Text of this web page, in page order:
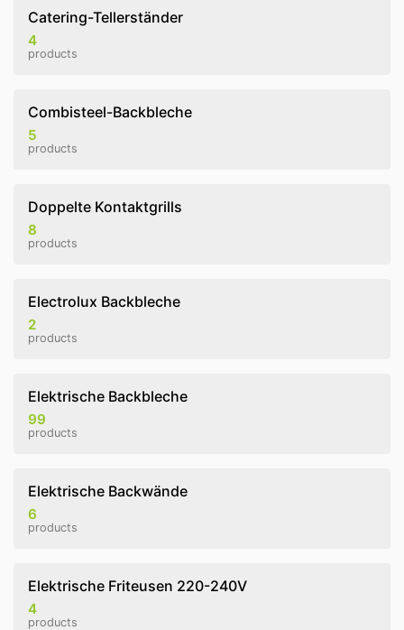
Catering-Tellerständer
4
products
Combisteel-Backbleche
5
products
Doppelte Kontaktgrills
8
products
Electrolux Backbleche
2
products
Elektrische Backbleche
99
products
Elektrische Backwände
6
products
Elektrische Friteusen 220-240V
4
products